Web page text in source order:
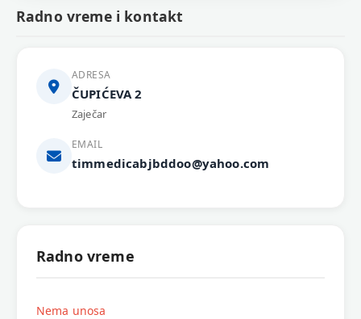
Radno vreme i kontakt
ADRESA
ČUPIĆEVA 2
Zaječar
EMAIL
timmedicabjbddoo@yahoo.com
Radno vreme
Nema unosa